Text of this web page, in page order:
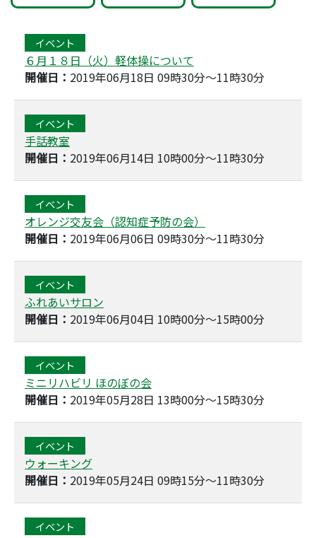
イベント
６月１８日（火）軽体操について
開催日： 2019年06月18日 09時30分～11時30分
イベント
手話教室
開催日： 2019年06月14日 10時00分～11時30分
イベント
オレンジ交友会（認知症予防の会）
開催日： 2019年06月06日 09時30分～11時30分
イベント
ふれあいサロン
開催日： 2019年06月04日 10時00分～15時00分
イベント
ミニリハビリ ほのぼの会
開催日： 2019年05月28日 13時00分～15時30分
イベント
ウォーキング
開催日： 2019年05月24日 09時15分～11時30分
イベント